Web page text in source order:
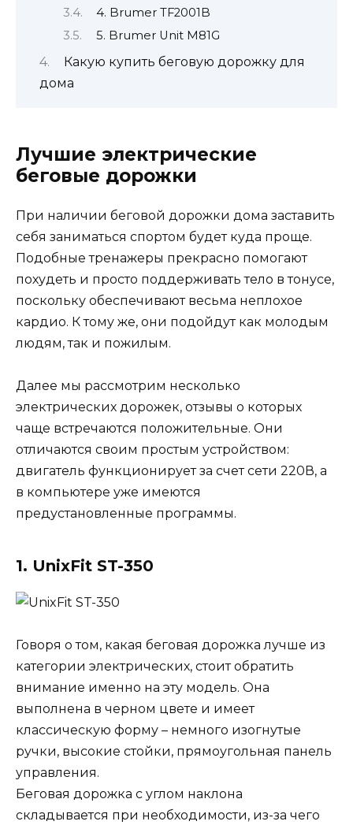
4. Brumer TF2001B
5. Brumer Unit M81G
Какую купить беговую дорожку для
дома
Лучшие электрические
беговые дорожки
При наличии беговой дорожки дома заставить
себя заниматься спортом будет куда проще.
Подобные тренажеры прекрасно помогают
похудеть и просто поддерживать тело в тонусе,
поскольку обеспечивают весьма неплохое
кардио. К тому же, они подойдут как молодым
людям, так и пожилым.
Далее мы рассмотрим несколько
электрических дорожек, отзывы о которых
чаще встречаются положительные. Они
отличаются своим простым устройством:
двигатель функционирует за счет сети 220В, а
в компьютере уже имеются
предустановленные программы.
1. UnixFit ST-350
Говоря о том, какая беговая дорожка лучше из
категории электрических, стоит обратить
внимание именно на эту модель. Она
выполнена в черном цвете и имеет
классическую форму – немного изогнутые
ручки, высокие стойки, прямоугольная панель
управления.
Беговая дорожка с углом наклона
складывается при необходимости, из-за чего